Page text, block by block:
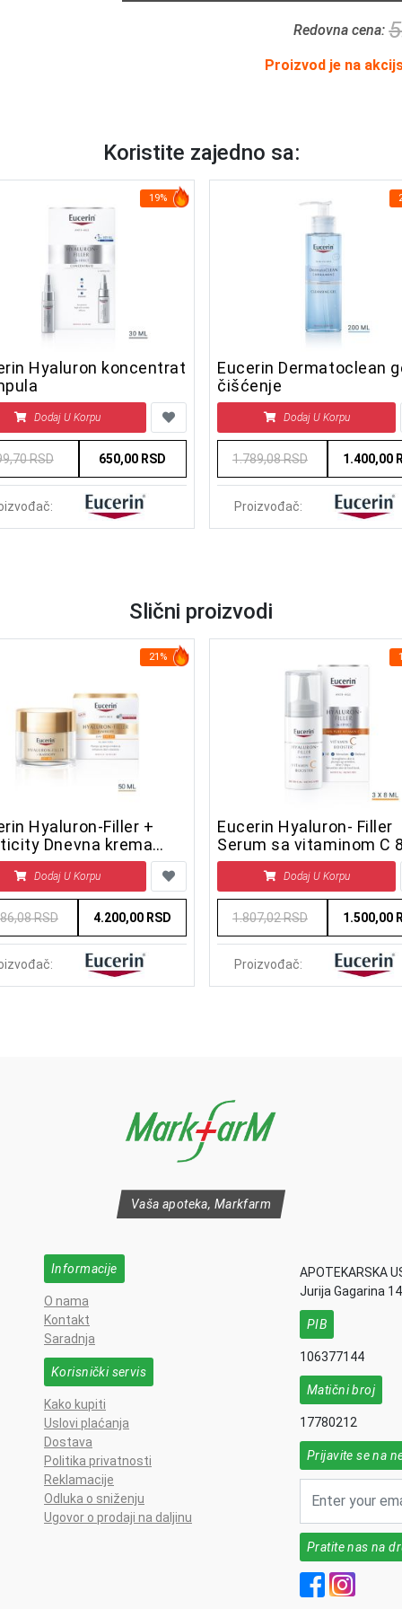
Redovna cena:
Proizvod je na
Koristite zajedno sa:
19%
Hyaluron koncentrat
Dodaj U Korpu
RSD 650,00 RSD
Eucerin Dermatoclean
čišćenje
Dodaj U Korpu
1.789,08 RSD 1.400,00
Proizvođač:
Slični proizvodi
21%
Hyaluron-Filler +
Dnevna krema
50 ml
Dodaj U Korpu
RSD 4.200,00 RSD
Eucerin Hyaluron- Filler
Serum sa vitaminom C
Dodaj U Korpu
1.807,02 RSD 1.500,00
Proizvođač:
Vaša apoteka, Markfarm
Informacije
O nama
Kontakt
Saradnja
Korisnički servis
Kako kupiti
Uslovi plaćanja
Dostava
Politika privatnosti
Reklamacije
Odluka o sniženju
Ugovor o prodaji na daljinu
APOTEKARSKA
Jurija Gagarina
PIB
106377144
Matični broj
17780212
Prijavite se na
Pratite nas na